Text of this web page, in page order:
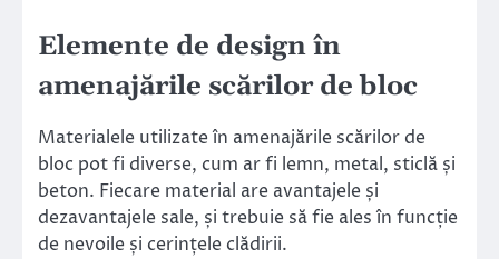
Elemente de design în
amenajările scărilor de bloc
Materialele utilizate în amenajările scărilor de
bloc pot fi diverse, cum ar fi lemn, metal, sticlă și
beton. Fiecare material are avantajele și
dezavantajele sale, și trebuie să fie ales în funcție
de nevoile și cerințele clădirii.